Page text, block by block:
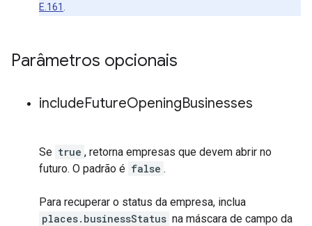
E.161
Parâmetros opcionais
includeFutureOpeningBusinesses
Se true , retorna empresas que devem abrir no
futuro. O padrão é false .
Para recuperar o status da empresa, inclua
places.businessStatus na máscara de campo da